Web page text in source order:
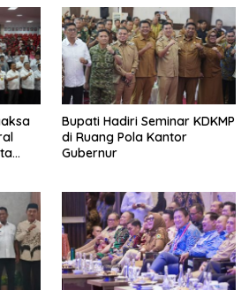
Bupati Hadiri Seminar KDKMP
di Ruang Pola Kantor
Gubernur